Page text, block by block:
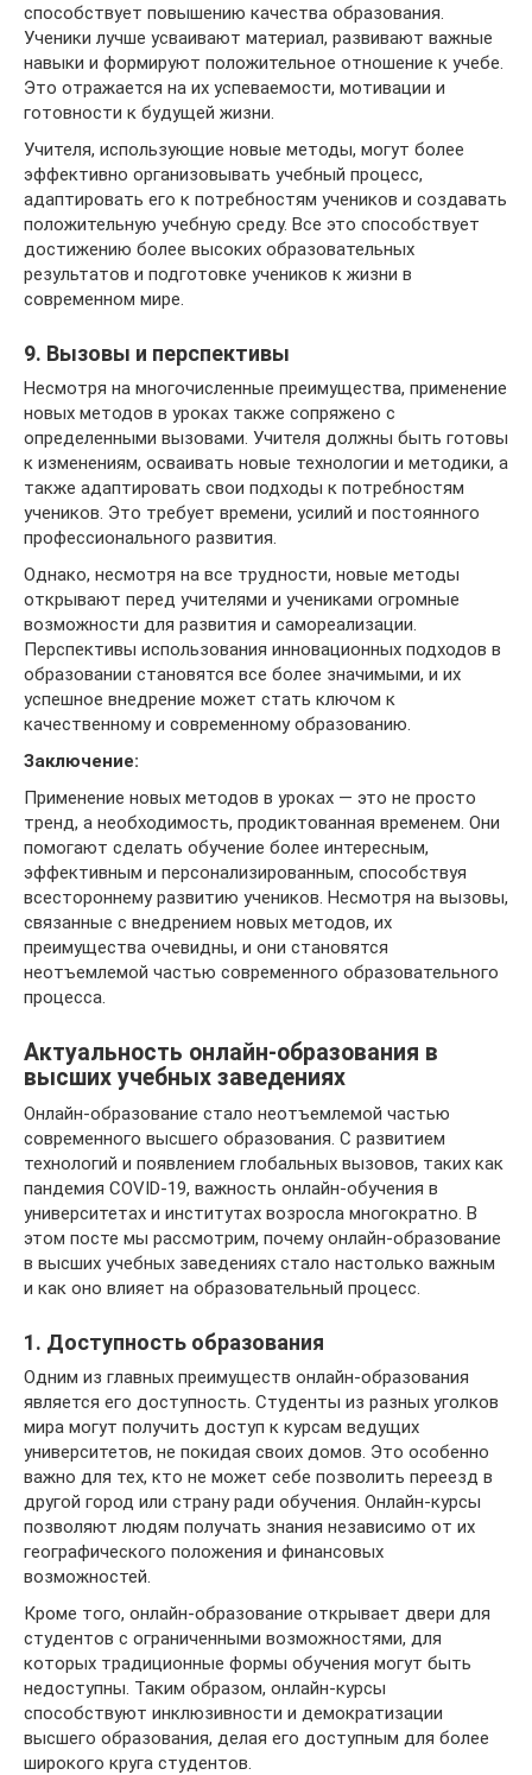
способствует повышению качества образования.
Ученики лучше усваивают материал, развивают важные
навыки и формируют положительное отношение к учебе.
Это отражается на их успеваемости, мотивации и
готовности к будущей жизни.
Учителя, использующие новые методы, могут более
эффективно организовывать учебный процесс,
адаптировать его к потребностям учеников и создавать
положительную учебную среду. Все это способствует
достижению более высоких образовательных
результатов и подготовке учеников к жизни в
современном мире.
9. Вызовы и перспективы
Несмотря на многочисленные преимущества, применение
новых методов в уроках также сопряжено с
определенными вызовами. Учителя должны быть готовы
к изменениям, осваивать новые технологии и методики, а
также адаптировать свои подходы к потребностям
учеников. Это требует времени, усилий и постоянного
профессионального развития.
Однако, несмотря на все трудности, новые методы
открывают перед учителями и учениками огромные
возможности для развития и самореализации.
Перспективы использования инновационных подходов в
образовании становятся все более значимыми, и их
успешное внедрение может стать ключом к
качественному и современному образованию.
Заключение:
Применение новых методов в уроках — это не просто
тренд, а необходимость, продиктованная временем. Они
помогают сделать обучение более интересным,
эффективным и персонализированным, способствуя
всестороннему развитию учеников. Несмотря на вызовы,
связанные с внедрением новых методов, их
преимущества очевидны, и они становятся
неотъемлемой частью современного образовательного
процесса.
Актуальность онлайн-образования в
высших учебных заведениях
Онлайн-образование стало неотъемлемой частью
современного высшего образования. С развитием
технологий и появлением глобальных вызовов, таких как
пандемия COVID-19, важность онлайн-обучения в
университетах и институтах возросла многократно. В
этом посте мы рассмотрим, почему онлайн-образование
в высших учебных заведениях стало настолько важным
и как оно влияет на образовательный процесс.
1. Доступность образования
Одним из главных преимуществ онлайн-образования
является его доступность. Студенты из разных уголков
мира могут получить доступ к курсам ведущих
университетов, не покидая своих домов. Это особенно
важно для тех, кто не может себе позволить переезд в
другой город или страну ради обучения. Онлайн-курсы
позволяют людям получать знания независимо от их
географического положения и финансовых
возможностей.
Кроме того, онлайн-образование открывает двери для
студентов с ограниченными возможностями, для
которых традиционные формы обучения могут быть
недоступны. Таким образом, онлайн-курсы
способствуют инклюзивности и демократизации
высшего образования, делая его доступным для более
широкого круга студентов.